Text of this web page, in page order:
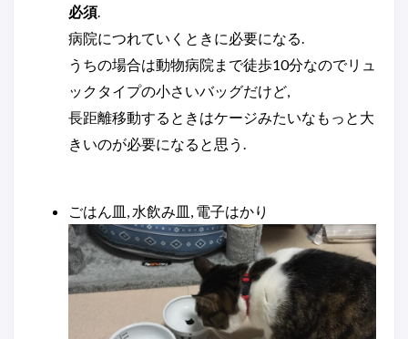
必須.
病院につれていくときに必要になる.
うちの場合は動物病院まで徒歩10分なのでリュ
ックタイプの小さいバッグだけど,
長距離移動するときはケージみたいなもっと大
きいのが必要になると思う.
ごはん皿, 水飲み皿, 電子はかり